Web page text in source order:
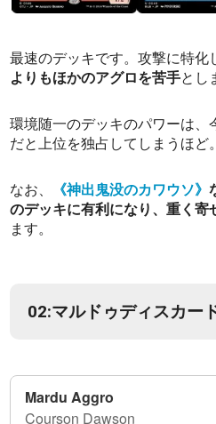
最速のデッキです。攻撃に特化
よりもほかのアグロを苦手とし
環境随一のデッキのパワーは、
だと上位を独占してしまうほど。
なお、 《神出鬼没のカワウソ》
のデッキに有利になり、重く寄
ます。
02:マルドゥディスカー